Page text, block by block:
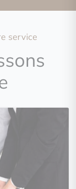
service